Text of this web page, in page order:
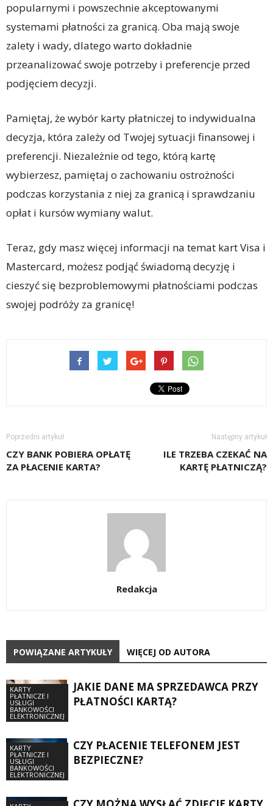
popularnymi i powszechnie akceptowanymi
systemami płatności za granicą. Oba mają swoje
zalety i wady, dlatego warto dokładnie
przeanalizować swoje potrzeby i preferencje przed
podjęciem decyzji.
Pamiętaj, że wybór karty płatniczej to indywidualna
decyzja, która zależy od Twojej sytuacji finansowej i
preferencji. Niezależnie od tego, którą kartę
wybierzesz, pamiętaj o zachowaniu ostrożności
podczas korzystania z niej za granicą i sprawdzaniu
opłat i kursów wymiany walut.
Teraz, gdy masz więcej informacji na temat kart Visa i
Mastercard, możesz podjąć świadomą decyzję i
cieszyć się bezproblemowymi płatnościami podczas
swojej podróży za granicę!
Poprzedni artykuł
CZY BANK POBIERA OPŁATĘ
ZA PŁACENIE KARTA?
Następny artykuł
ILE TRZEBA CZEKAĆ NA
KARTĘ PŁATNICZĄ?
Redakcja
POWIĄZANE ARTYKUŁY WIĘCEJ OD AUTORA
KARTY
PŁATNICZE I
USŁUGI
BANKOWOŚCI
ELEKTRONICZNEJ
JAKIE DANE MA SPRZEDAWCA PRZY
PŁATNOŚCI KARTĄ?
KARTY
PŁATNICZE I
USŁUGI
BANKOWOŚCI
ELEKTRONICZNEJ
CZY PŁACENIE TELEFONEM JEST
BEZPIECZNE?